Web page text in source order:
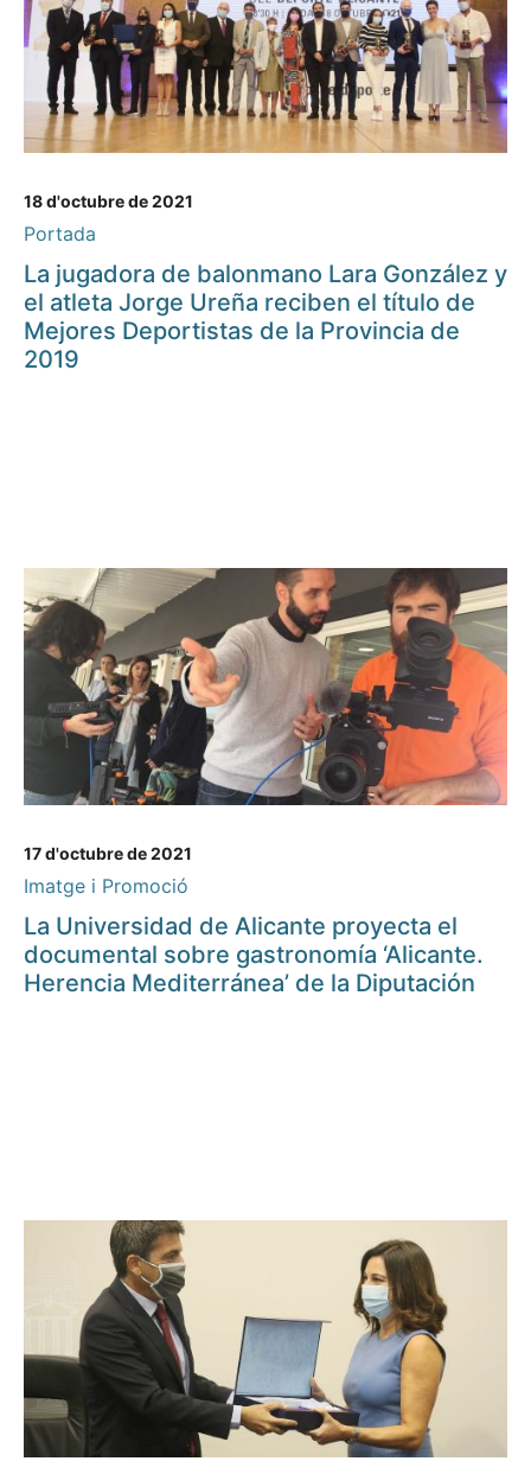
18 d'octubre de 2021
Portada
La jugadora de balonmano Lara González y
el atleta Jorge Ureña reciben el título de
Mejores Deportistas de la Provincia de
2019
17 d'octubre de 2021
Imatge i Promoció
La Universidad de Alicante proyecta el
documental sobre gastronomía ‘Alicante.
Herencia Mediterránea’ de la Diputación